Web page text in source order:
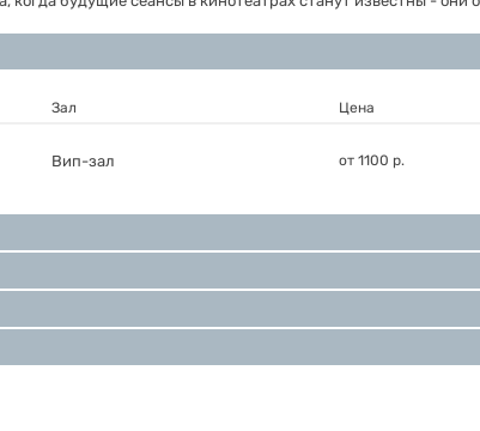
Зал Цена
Вип-зал от 1100 р.